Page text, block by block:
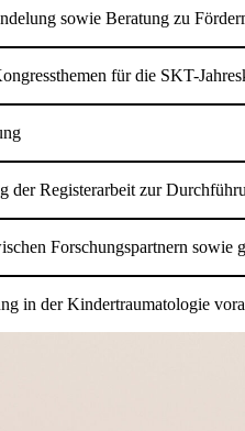
sowie Beratung zu
für die SKT-
Registerarbeit zur
Forschungspartnern sowie
in der Kindertraumatologie